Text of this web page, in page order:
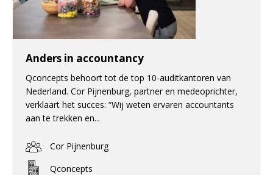
Anders in accountancy
Qconcepts behoort tot de top 10-auditkantoren van
Nederland. Cor Pijnenburg, partner en medeoprichter,
verklaart het succes: “Wij weten ervaren accountants
aan te trekken en...
Cor Pijnenburg
Qconcepts